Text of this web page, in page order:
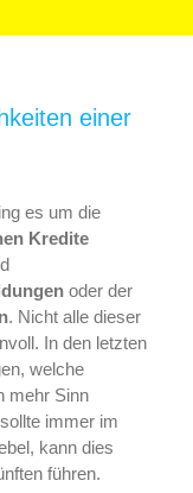
einer
es um die
Kredite
oder der
. Nicht alle dieser
In den letzten
welche
mehr Sinn
sollte immer im
kann dies
führen.